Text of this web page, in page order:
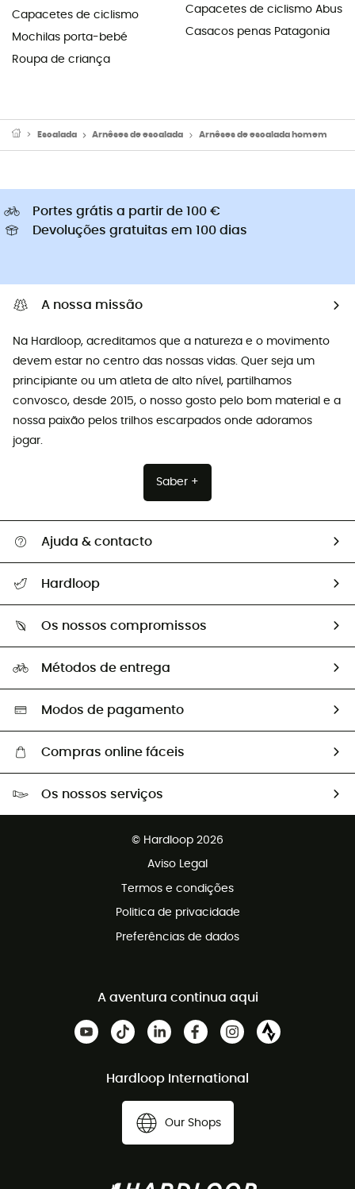
Capacetes de ciclismo
Mochilas porta-bebé
Roupa de criança
Capacetes de ciclismo Abus
Casacos penas Patagonia
Escalada Arnêses de escalada Arnêses de escalada homem
Portes grátis a partir de 100 €
Devoluções gratuitas em 100 dias
A nossa missão
Na Hardloop, acreditamos que a natureza e o movimento
devem estar no centro das nossas vidas. Quer seja um
principiante ou um atleta de alto nível, partilhamos
convosco, desde 2015, o nosso gosto pelo bom material e a
nossa paixão pelos trilhos escarpados onde adoramos
jogar.
Saber +
Ajuda & contacto
Devoluções e reembolsos
Guia de tamanhos
Trocas & Devoluções
Hardloop
Os nossos embaixadores
Os nossos compromissos
Seleção eco-responsável
Métodos de entrega
Modos de pagamento
Compras online fáceis
Devoluções gratuitas em 100 dias
Os nossos serviços
© Hardloop 2026
Aviso Legal
Termos e condições
Politica de privacidade
Preferências de dados
A aventura continua aqui
Hardloop International
Our Shops